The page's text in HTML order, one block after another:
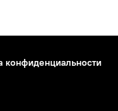
конфиденциальности